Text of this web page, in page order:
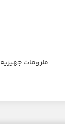
ملزومات جهیزیه